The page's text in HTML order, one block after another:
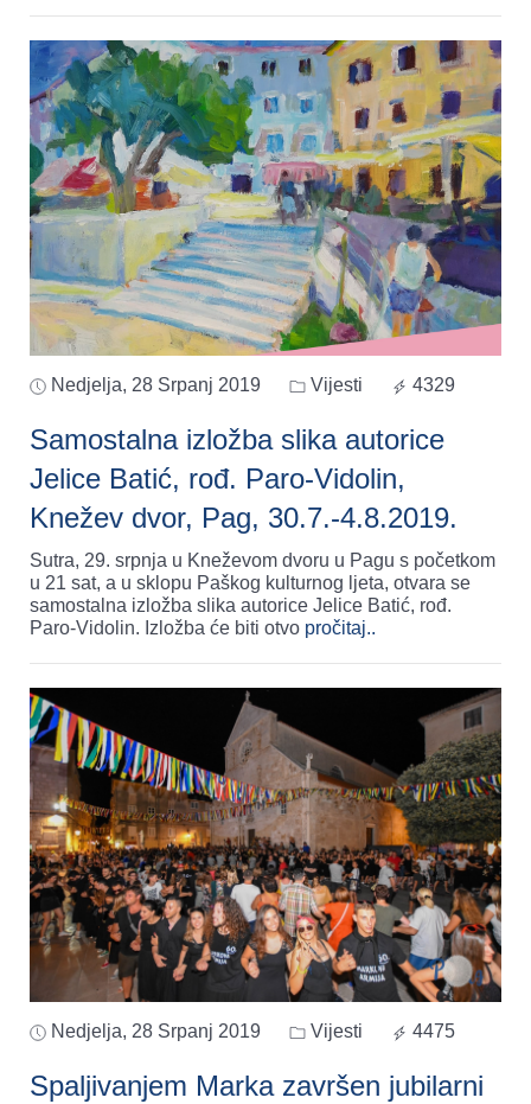
Nedjelja, 28 Srpanj 2019 Vijesti 4329
Samostalna izložba slika autorice
Jelice Batić, rođ. Paro-Vidolin,
Knežev dvor, Pag, 30.7.-4.8.2019.
Sutra, 29. srpnja u Kneževom dvoru u Pagu s početkom
u 21 sat, a u sklopu Paškog kulturnog ljeta, otvara se
samostalna izložba slika autorice Jelice Batić, rođ.
Paro-Vidolin. Izložba će biti otvo pročitaj..
Nedjelja, 28 Srpanj 2019 Vijesti 4475
Spaljivanjem Marka završen jubilarni